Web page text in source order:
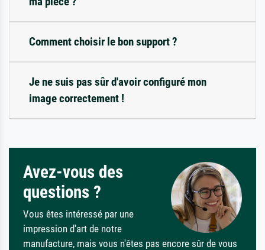
Comment choisir le bon support ?
Je ne suis pas sûr d'avoir configuré mon
image correctement !
Avez-vous des
questions ?
Vous êtes intéressé par une
impression d'art de notre
manufacture, mais vous n'êtes pas encore sûr de vous